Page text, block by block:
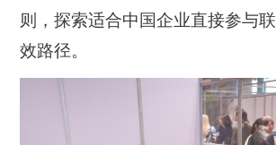
则，探索适合中国企业直接参与
效路径。